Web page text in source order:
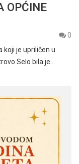
OPĆINE
0
koji je upriličen u
Selo bila je…